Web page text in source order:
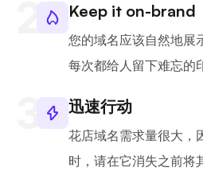
Keep it on-brand
您的域名应该自然地展
每次都给人留下难忘的
迅速行动
花店域名需求量很大，
时，请在它消失之前将